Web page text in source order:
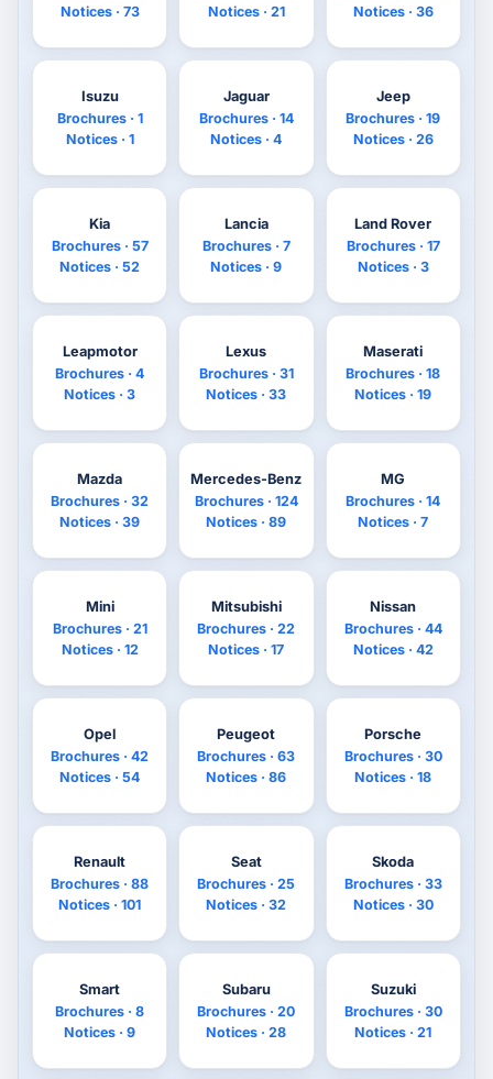
Notices · 73
Notices · 21
Notices · 36
Isuzu
Brochures · 1
Notices · 1
Jaguar
Brochures · 14
Notices · 4
Jeep
Brochures · 19
Notices · 26
Kia
Brochures · 57
Notices · 52
Lancia
Brochures · 7
Notices · 9
Land Rover
Brochures · 17
Notices · 3
Leapmotor
Brochures · 4
Notices · 3
Lexus
Brochures · 31
Notices · 33
Maserati
Brochures · 18
Notices · 19
Mazda
Brochures · 32
Notices · 39
Mercedes-Benz
Brochures · 124
Notices · 89
MG
Brochures · 14
Notices · 7
Mini
Brochures · 21
Notices · 12
Mitsubishi
Brochures · 22
Notices · 17
Nissan
Brochures · 44
Notices · 42
Opel
Brochures · 42
Notices · 54
Peugeot
Brochures · 63
Notices · 86
Porsche
Brochures · 30
Notices · 18
Renault
Brochures · 88
Notices · 101
Seat
Brochures · 25
Notices · 32
Skoda
Brochures · 33
Notices · 30
Smart
Brochures · 8
Notices · 9
Subaru
Brochures · 20
Notices · 28
Suzuki
Brochures · 30
Notices · 21